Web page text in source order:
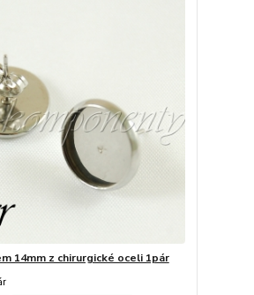
14mm z chirurgické oceli 1pár